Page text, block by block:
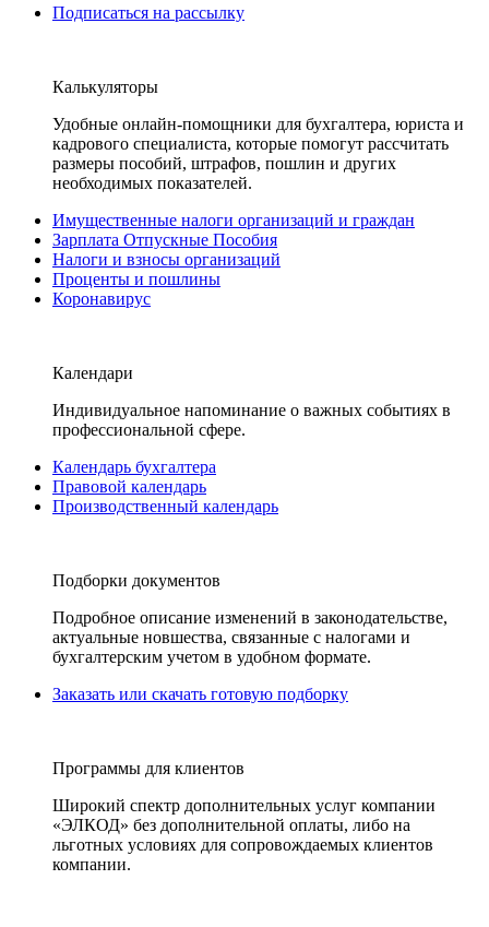
Подписаться на рассылку
Калькуляторы
Удобные онлайн-помощники для бухгалтера, юриста и
кадрового специалиста, которые помогут рассчитать
размеры пособий, штрафов, пошлин и других
необходимых показателей.
Имущественные налоги организаций и граждан
Зарплата Отпускные Пособия
Налоги и взносы организаций
Проценты и пошлины
Коронавирус
Календари
Индивидуальное напоминание о важных событиях в
профессиональной сфере.
Календарь бухгалтера
Правовой календарь
Производственный календарь
Подборки документов
Подробное описание изменений в законодательстве,
актуальные новшества, связанные с налогами и
бухгалтерским учетом в удобном формате.
Заказать или скачать готовую подборку
Программы для клиентов
Широкий спектр дополнительных услуг компании
«ЭЛКОД» без дополнительной оплаты, либо на
льготных условиях для сопровождаемых клиентов
компании.